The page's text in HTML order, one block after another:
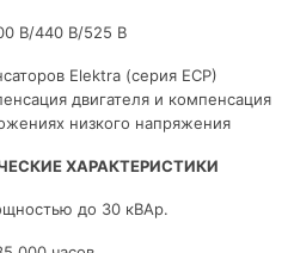
В/440 В/525 В
Elektra (серия ECP)
двигателя и компенсация
низкого напряжения
ХАРАКТЕРИСТИКИ
до 30 кВАр.